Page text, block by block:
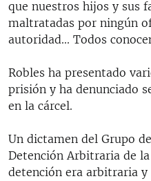
que nuestros hijos y sus
maltratadas por ningún
autoridad... Todos
Robles ha presentado
prisión y ha denunciado
en la cárcel.
Un dictamen del Grupo
Detención Arbitraria de
detención era arbitraria